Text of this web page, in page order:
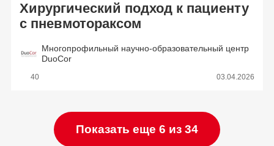
Хирургический подход к пациенту
с пневмотораксом
Многопрофильный научно-образовательный центр
DuoCor
40 03.04.2026
Показать еще 6 из 34